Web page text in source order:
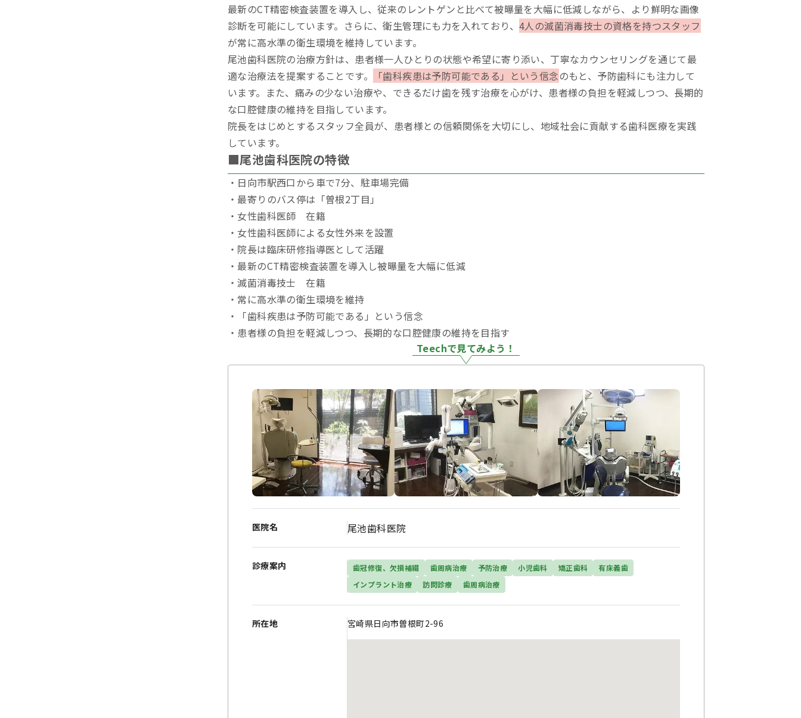
最新のCT精密検査装置を導入し、従来のレントゲンと比べて被曝量を大幅に低減しながら、より鮮明な画像
診断を可能にしています。さらに、衛生管理にも力を入れており、 4人の滅菌消毒技士の資格を持つスタッフ
が常に高水準の衛生環境を維持しています。
尾池歯科医院の治療方針は、患者様一人ひとりの状態や希望に寄り添い、丁寧なカウンセリングを通じて最
適な治療法を提案することです。
「歯科疾患は予防可能である」という信念のもと、予防歯科にも注力して
います。また、痛みの少ない治療や、できるだけ歯を残す治療を心がけ、患者様の負担を軽減しつつ、長期的
な口腔健康の維持を目指しています。
院長をはじめとするスタッフ全員が、患者様との信頼関係を大切にし、地域社会に貢献する歯科医療を実践
しています。
■尾池歯科医院の特徴
・日向市駅西口から車で7分、駐車場完備
・最寄りのバス停は「曽根2丁目」
・女性歯科医師 在籍
・女性歯科医師による女性外来を設置
・院長は臨床研修指導医として活躍
・最新のCT精密検査装置を導入し被曝量を大幅に低減
・滅菌消毒技士 在籍
・常に高水準の衛生環境を維持
・「歯科疾患は予防可能である」という信念
・患者様の負担を軽減しつつ、長期的な口腔健康の維持を目指す
Teechで見てみよう！
医院名 尾池歯科医院
診療案内 歯冠修復、欠損補綴 歯周病治療 予防治療 小児歯科 矯正歯科
有床義歯
インプラント治療
訪問診療 歯周病治療
所在地 宮崎県日向市曽根町2-96